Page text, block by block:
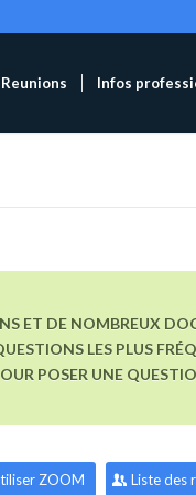
Reunions Infos
ET DE NOMBREUX
LES PLUS
POSER UNE
ZOOM Liste des